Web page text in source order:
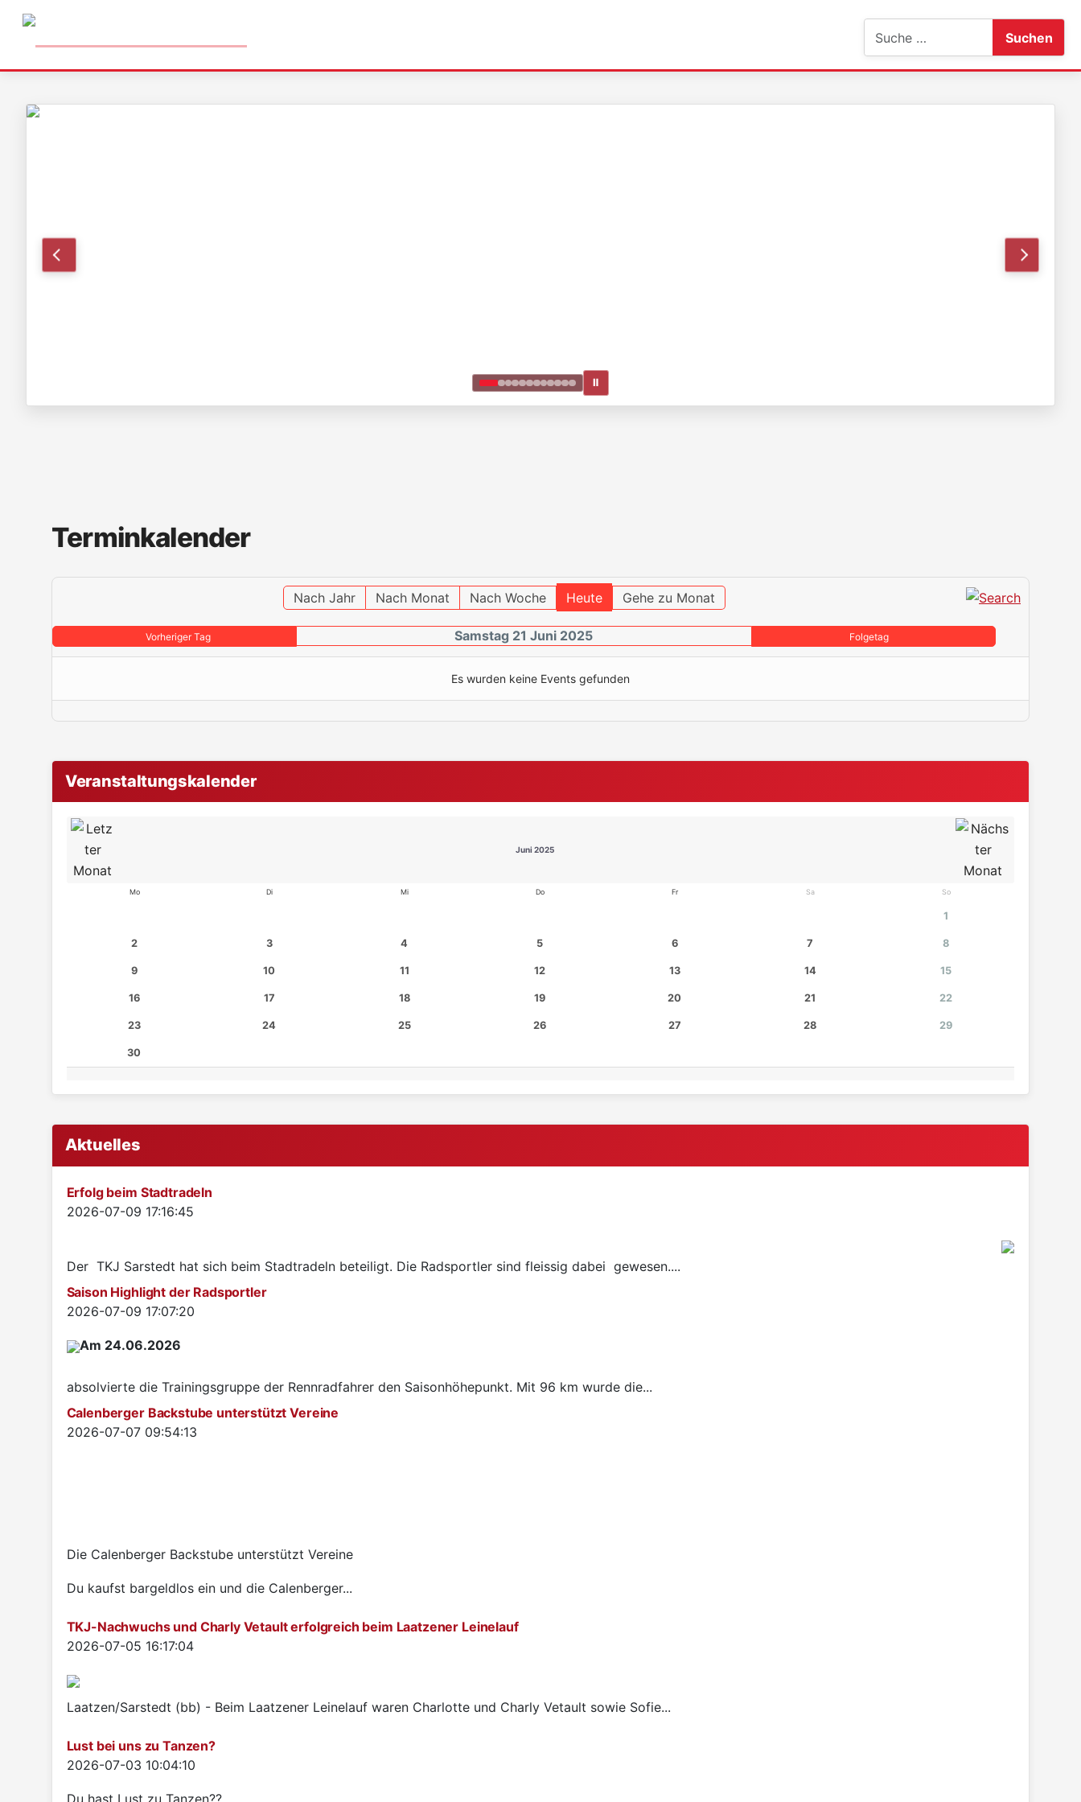
Suchen
Ⅱ
Terminkalender
Nach Jahr Nach Monat Nach Woche Heute Gehe zu Monat
Vorheriger Tag Samstag 21 Juni 2025 Folgetag
Es wurden keine Events gefunden
Veranstaltungskalender
Juni 2025
Mo Di Mi Do Fr Sa So
1
2 3 4 5 6 7 8
9 10 11 12 13 14 15
16 17 18 19 20 21 22
23 24 25 26 27 28 29
30
Aktuelles
Erfolg beim Stadtradeln
Details
2026-07-09 17:16:45
Der TKJ Sarstedt hat sich beim Stadtradeln beteiligt. Die Radsportler sind fleissig dabei gewesen....
Saison Highlight der Radsportler
Details
2026-07-09 17:07:20
Am 24.06.2026
absolvierte die Trainingsgruppe der Rennradfahrer den Saisonhöhepunkt. Mit 96 km wurde die...
Calenberger Backstube unterstützt Vereine
Details
2026-07-07 09:54:13
Die Calenberger Backstube unterstützt Vereine
Du kaufst bargeldlos ein und die Calenberger...
TKJ-Nachwuchs und Charly Vetault erfolgreich beim Laatzener Leinelauf
Details
2026-07-05 16:17:04
Laatzen/Sarstedt (bb) - Beim Laatzener Leinelauf waren Charlotte und Charly Vetault sowie Sofie...
Lust bei uns zu Tanzen?
Details
2026-07-03 10:04:10